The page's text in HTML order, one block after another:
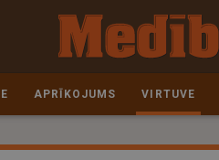
APRĪKOJUMS VIRTUVE